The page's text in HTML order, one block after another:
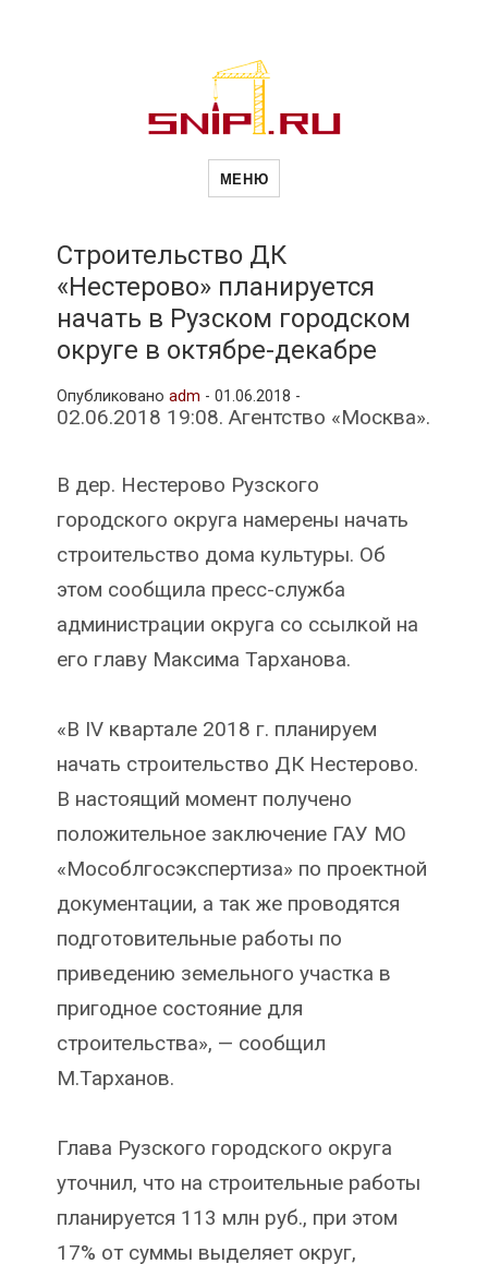
Новости
и
другие связанные со стройкой
МЕНЮ
Строительство ДК
«Нестерово» планируется
начать в Рузском городском
округе в октябре-декабре
Опубликовано adm - 01.06.2018 -
02.06.2018 19:08. Агентство «Москва».
В дер. Нестерово Рузского
городского округа намерены начать
строительство дома культуры. Об
этом сообщила пресс-служба
администрации округа со ссылкой на
его главу Максима Тарханова.
«В IV квартале 2018 г. планируем
начать строительство ДК Нестерово.
В настоящий момент получено
положительное заключение ГАУ МО
«Мособлгосэкспертиза» по проектной
документации, а так же проводятся
подготовительные работы по
приведению земельного участка в
пригодное состояние для
строительства», — сообщил
М.Тарханов.
Глава Рузского городского округа
уточнил, что на строительные работы
планируется 113 млн руб., при этом
17% от суммы выделяет округ,